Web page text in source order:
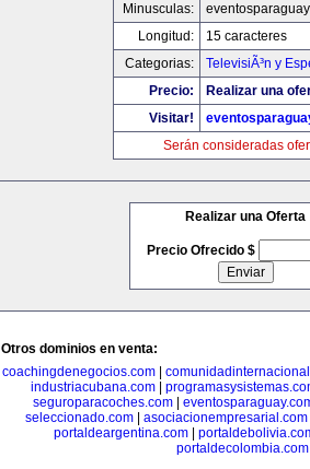
Minusculas:
Longitud:
15 caracteres
Categorias:
TelevisiÃ³n y
Precio:
Realizar una
Visitar!
Serán consideradas
Realizar una Oferta
Precio Ofrecido $
Otros dominios en venta:
coachingdenegocios.com
industriacubana.com
seguroparacoches.com|
seleccionado.com| asociacionempresarial.com
portaldeargentina.com|
portaldecolombia.com